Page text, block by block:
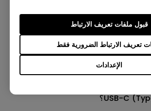
الإعدادات
تعريف الارتباط الضرورية فقط
قبول ملفات تعريف الارتباط
أو شريط بلاستيكي للشاشة
جهاز العرض من بينكيو الخاصة بيّ